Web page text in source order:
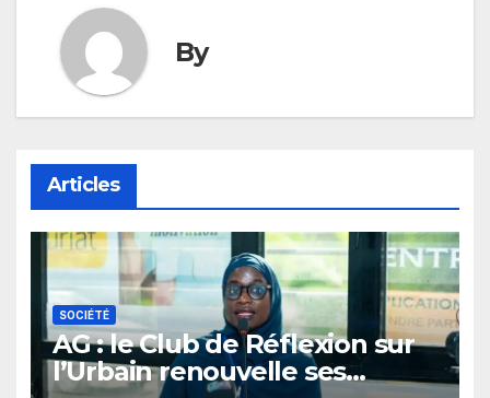
By
Articles
SOCIÉTÉ
AG : le Club de Réflexion sur
l’Urbain renouvelle ses